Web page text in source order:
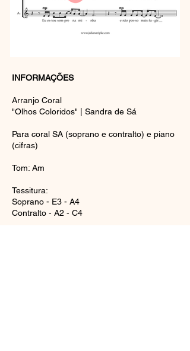
INFORMAÇÕES
Arranjo Coral
"Olhos Coloridos" | Sandra de Sá
Para coral SA (soprano e contralto) e piano
(cifras)
Tom: Am
Tessitura:
Soprano - E3 - A4
Contralto - A2 - C4